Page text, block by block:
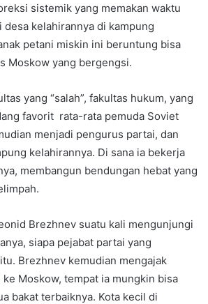
sistemik yang memakan waktu
desa kelahirannya di kampung
petani miskin ini beruntung bisa
Moskow yang bergengsi.
yang “salah”, fakultas hukum, yang
favorit rata-rata pemuda Soviet
menjadi pengurus partai, dan
kelahirannya. Di sana ia bekerja
membangun bendungan hebat yang
Brezhnev suatu kali mengunjungi
siapa pejabat partai yang
Brezhnev kemudian mengajak
Moskow, tempat ia mungkin bisa
bakat terbaiknya. Kota kecil di